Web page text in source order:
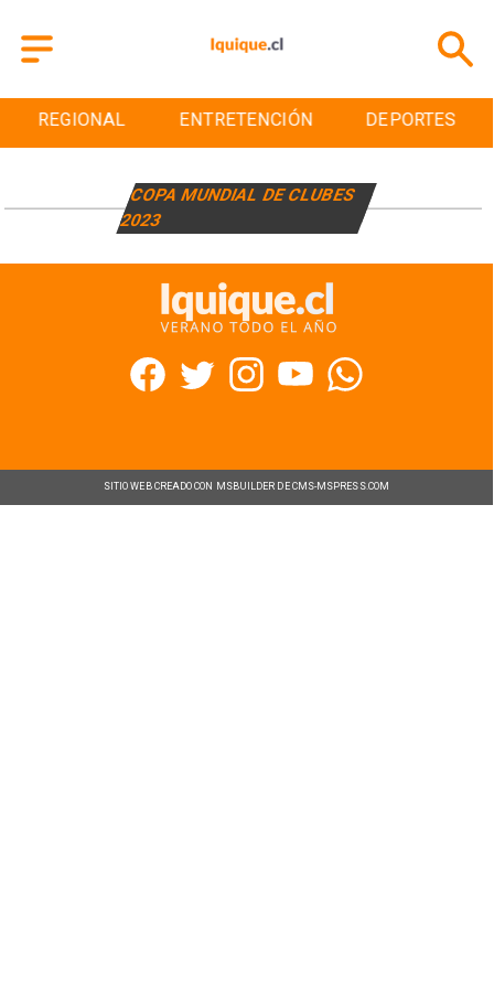
REGIONAL ENTRETENCIÓN DEPORTES
COPA MUNDIAL DE CLUBES
2023
SITIO WEB CREADO CON MSBUILDER DE CMS-MSPRESS.COM